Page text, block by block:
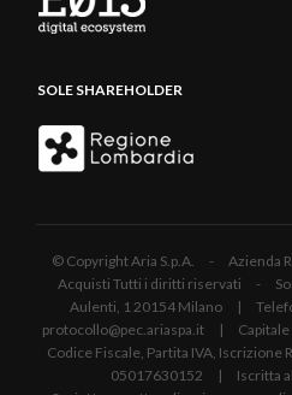
SOLE SHAREHOLDER
© Copyright Aria S.p.A. - Azienda
Acquisti Tutti i diritti riservati -
Aulenti, 1 20154 Milano |
protocollo@pec.ariaspa.it |
Codice Fiscale, Partita IVA,
05017630152 | Iscritta al